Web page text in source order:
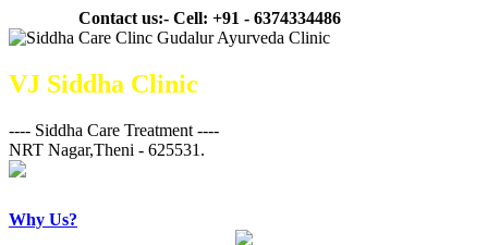
Contact us:- Cell: +91 - 6374334486
VJ Siddha Clinic
---- Siddha Care Treatment ----
NRT Nagar,Theni - 625531.
Why Us?